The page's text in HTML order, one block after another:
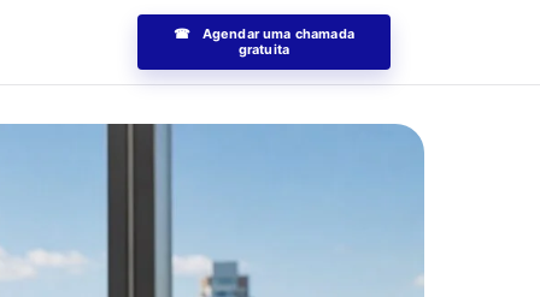
☎ Agendar uma chamada
gratuita